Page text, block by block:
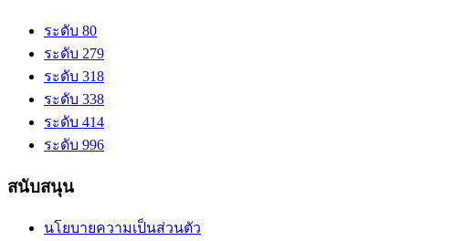
ระดับ 80
ระดับ 279
ระดับ 318
ระดับ 338
ระดับ 414
ระดับ 996
สนับสนุน
นโยบายความเป็นส่วนตัว